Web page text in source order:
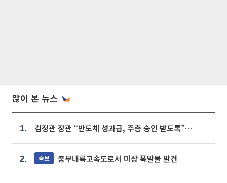
많이 본 뉴스
1. 김정관 장관 “반도체 성과급, 주총 승인 받도록”…상법·자본시장법 개정 시사
2. 속보 중부내륙고속도로서 미상 폭발물 발견